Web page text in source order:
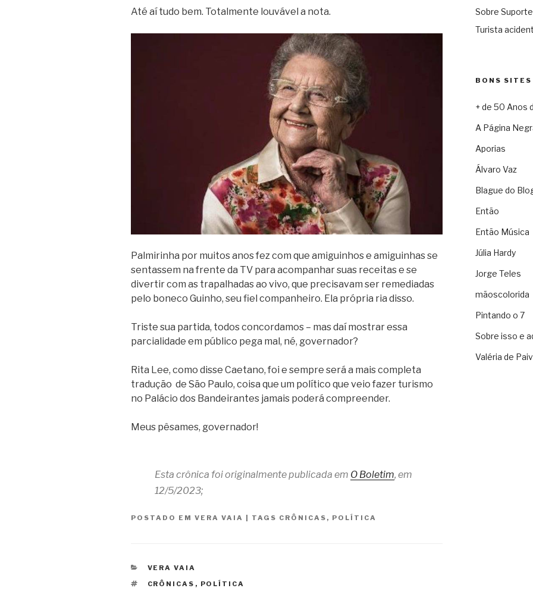
Até aí tudo bem. Totalmente louvável a nota.
Palmirinha por muitos anos fez com que amiguinhos e amiguinhas se
sentassem na frente da TV para acompanhar suas receitas e se
divertir com as trapalhadas ao vivo, que precisavam ser remediadas
pelo boneco Guinho, seu fiel companheiro. Ela própria ria disso.
Triste sua partida, todos concordamos – mas daí mostrar essa
parcialidade em público pega mal, né, governador?
Rita Lee, como disse Caetano, foi e sempre será a mais completa
tradução de São Paulo, coisa que um político que veio fazer turismo
no Palácio dos Bandeirantes jamais poderá compreender.
Meus pêsames, governador!
Esta crônica foi originalmente publicada em O Boletim, em
12/5/2023;
POSTADO EM VERA VAIA TAGS CRÔNICAS , POLÍTICA
CATEGORIAS
VERA VAIA
TAGS
CRÔNICAS , POLÍTICA
Sobre
Turista
BONS SITES
+ de 50 Anos
A Página
Aporias
Álvaro Vaz
Blague do
Então
Então Música
Júlia Hardy
Jorge Teles
mãoscolorida
Pintando o 7
Sobre isso e
Valéria de